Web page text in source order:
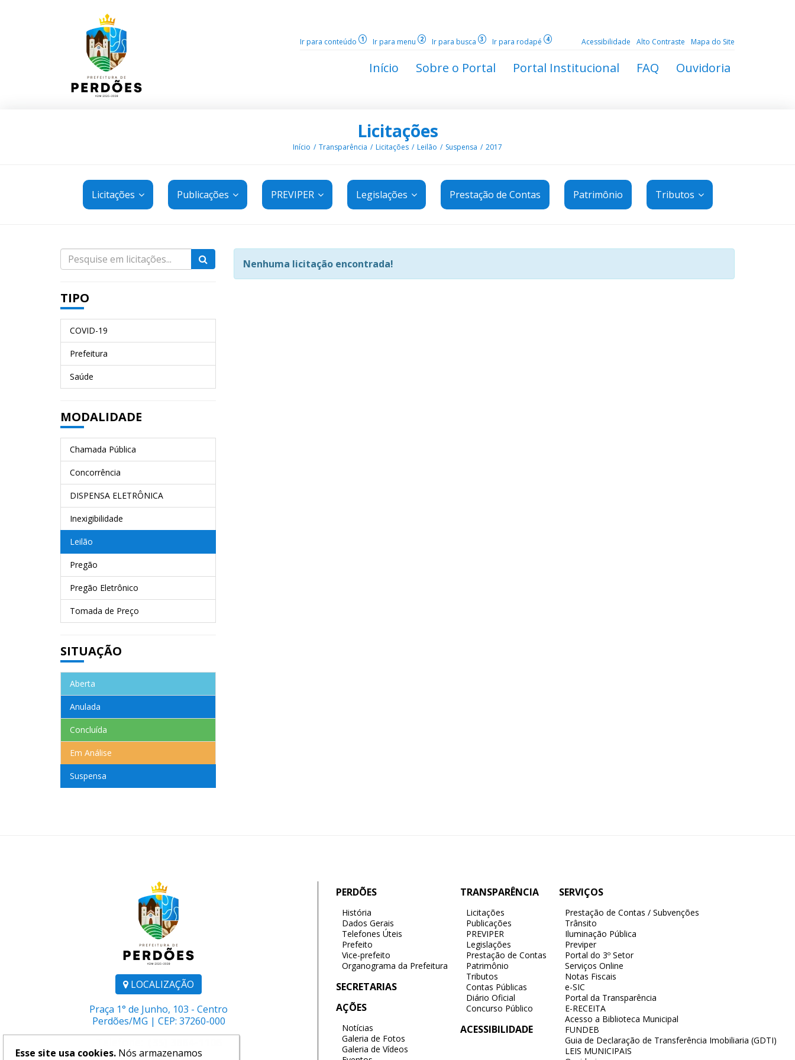
Ir para conteúdo 1 Ir para menu 2 Ir para busca 3 Ir para rodapé 4 Acessibilidade Alto Contraste Mapa do Site
Início Sobre o Portal Portal Institucional FAQ Ouvidoria
Licitações
Início Transparência Licitações Leilão Suspensa 2017
Licitações Publicações PREVIPER Legislações Prestação de Contas Patrimônio Tributos
TIPO
COVID-19
Prefeitura
Saúde
MODALIDADE
Chamada Pública
Concorrência
DISPENSA ELETRÔNICA
Inexigibilidade
Leilão
Pregão
Pregão Eletrônico
Tomada de Preço
SITUAÇÃO
Aberta
Anulada
Concluída
Em Análise
Suspensa
Nenhuma licitação encontrada!
LOCALIZAÇÃO
Praça 1° de Junho, 103 - Centro
Perdões/MG | CEP: 37260-000
PERDÕES
História
Dados Gerais
Telefones Úteis
Prefeito
Vice-prefeito
Organograma da Prefeitura
SECRETARIAS
AÇÕES
Notícias
Galeria de Fotos
Galeria de Vídeos
TRANSPARÊNCIA
Licitações
Publicações
PREVIPER
Legislações
Prestação de Contas
Patrimônio
Tributos
Contas Públicas
Diário Oficial
Concurso Público
ACESSIBILIDADE
SERVIÇOS
Prestação de Contas / Subvenções
Trânsito
Iluminação Pública
Previper
Portal do 3º Setor
Serviços Online
Notas Fiscais
e-SIC
Portal da Transparência
E-RECEITA
Acesso a Biblioteca Municipal
FUNDEB
Guia de Declaração de Transferência Imobiliaria (GDTI)
LEIS MUNICIPAIS
Esse site usa cookies. Nós armazenamos